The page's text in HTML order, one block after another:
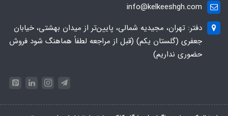
info@kelkeeshgh.com
دفتر: تهران، مجیدیه شمالی، پایین‌تر از میدان بهشتی، خیابان
جعفری (گلستان یکم) (قبل از مراجعه لطفاً هماهنگ شود فروش
حضوری نداریم)